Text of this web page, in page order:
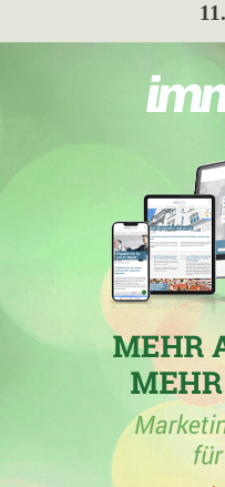
mit der Homepagekrefa-
insgesamt 31,02
KREFA Immobilien
mit der Domainkrefa-
insgesamt 27,55
KREFA Immobilien
mit der Homepage krefa-
insgesamt 14,9